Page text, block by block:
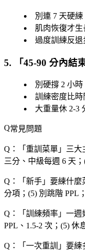
別連 7 天硬練
肌肉恢復才生
過度訓練反退
5. 「45-90 分內結
別硬撐 2 小時
訓練密度比時
大重量休 2-3
常見問題
Q：「 重訓菜單 」三大
三分、中級每週 6 天
Q：「 新手 」要練什麼
分項；(5) 別跳階 PPL
Q：「 訓練頻率 」一週
PPL、1.5-2 次；(5) 休
Q：「 一次重訓 」要練